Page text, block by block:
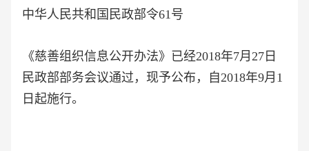
中华人民共和国民政部令61号
《慈善组织信息公开办法》已经2018年7月27日
民政部部务会议通过，现予公布，自2018年9月1
日起施行。